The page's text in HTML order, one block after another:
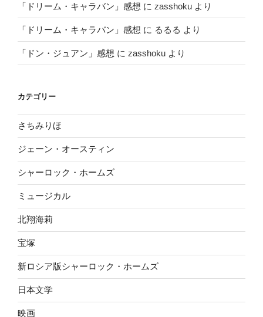
「ドリーム・キャラバン」感想 に zasshoku より
「ドリーム・キャラバン」感想 に るるる より
「ドン・ジュアン」感想 に zasshoku より
カテゴリー
さちみりほ
ジェーン・オースティン
シャーロック・ホームズ
ミュージカル
北翔海莉
宝塚
新ロシア版シャーロック・ホームズ
日本文学
映画